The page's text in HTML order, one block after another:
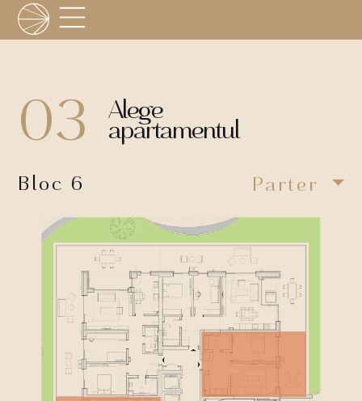
03 Alege
apartamentul
Bloc 6 Parter